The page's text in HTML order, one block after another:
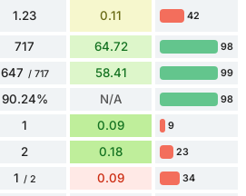
1.23 0.11 42
717 64.72 98
647 / 717 58.41 99
90.24% N/A 98
1 0.09 9
2 0.18 23
1 / 2 0.09 34